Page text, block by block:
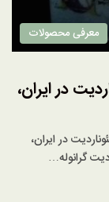
معرفی محصولات
در ایران،
در ایران،
گرانوله…